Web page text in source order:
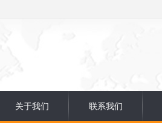
关于我们 联系我们